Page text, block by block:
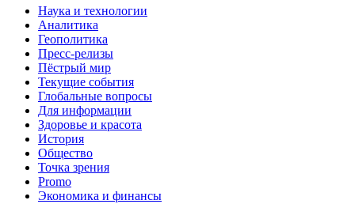
Наука и технологии
Аналитика
Геополитика
Пресс-релизы
Пёстрый мир
Текущие события
Глобальные вопросы
Для информации
Здоровье и красота
История
Общество
Точка зрения
Promo
Экономика и финансы